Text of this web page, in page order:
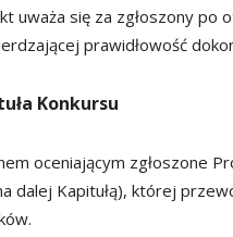
uważa się za zgłoszony po
prawidłowość
Konkursu
oceniającym zgłoszone
dalej Kapitułą), której